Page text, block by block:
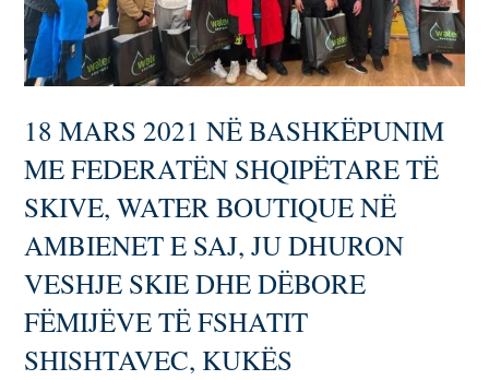
18 MARS 2021 NË BASHKËPUNIM
ME FEDERATËN SHQIPËTARE TË
SKIVE, WATER BOUTIQUE NË
AMBIENET E SAJ, JU DHURON
VESHJE SKIE DHE DËBORE
FËMIJËVE TË FSHATIT
SHISHTAVEC, KUKËS